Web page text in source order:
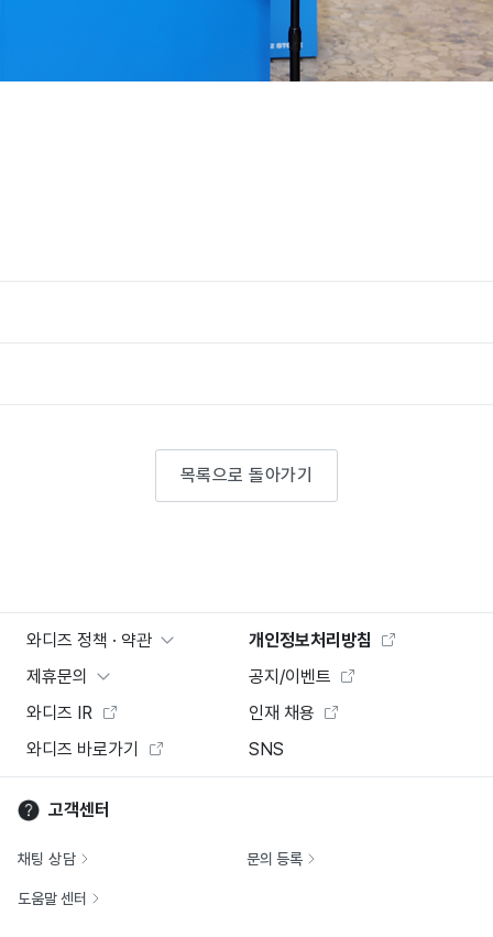
목록으로 돌아가기
와디즈 정책 · 약관
개인정보처리방침
제휴문의
공지/이벤트
와디즈 IR
인재 채용
와디즈 바로가기
SNS
고객센터
채팅 상담 문의 등록
도움말 센터